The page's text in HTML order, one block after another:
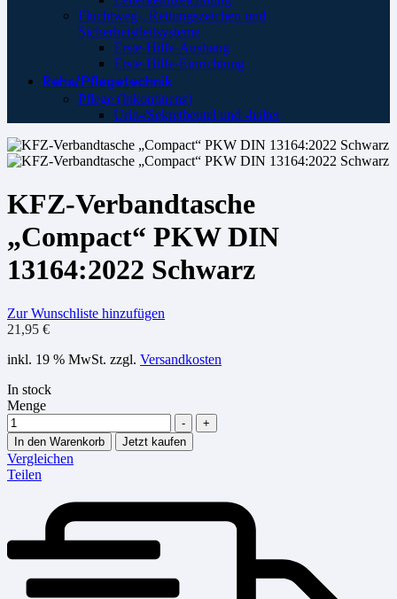
Fluchtweg-, Rettungszeichen und
Sicherheistleitsysteme
Erste-Hilfe-Aushang
Erste-Hilfe-Einrichtung
Reha/Pflegetechnik
Pflege (Inkontinenz)
Urin-/Sekretbeutel und -halter
KFZ-Verbandtasche
„Compact“ PKW DIN
13164:2022 Schwarz
Zur Wunschliste hinzufügen
21,95 €
inkl. 19 % MwSt. zzgl. Versandkosten
In stock
Menge
-
+
In den Warenkorb
Jetzt kaufen
Vergleichen
Teilen